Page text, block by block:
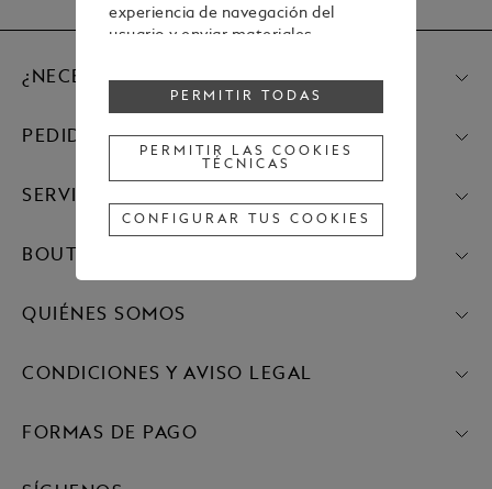
FORMAS DE PAGO
¿NECESITA AYUDA?
PEDIDOS
SERVICIOS
BOUTIQUES
QUIÉNES SOMOS
CONDICIONES Y AVISO LEGAL
experiencia de navegación del
usuario y enviar materiales
preferencias mostradas durante la
navegación.
consentimiento a alguna o todas
las cookies, haz clic en "Configurar
información, consulta nuestra
Política de cookies.
anteriormente.
técnicas", das tu consentimiento
PERMITIR TODAS
PERMITIR LAS COOKIES
TÉCNICAS
CONFIGURAR TUS COOKIES